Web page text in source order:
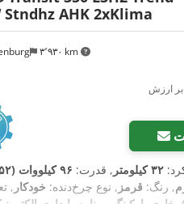
۳٬۹۳۰ km
Stndhz AHK 2xKlima
بر ارزش
۳۲ کیلومتر , قدرت: ۹۶ کیلووات (۱۳۰٫۵۲ اسب بخار)
, رنگ: قرمز , نوع چرخ‌دنده: خودکار ,